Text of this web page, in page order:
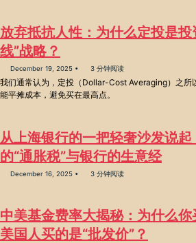
放弃抵抗人性：为什么定投是投
线”战略？
December 19, 2025 3 分钟阅读
我们通常认为，定投（Dollar-Cost Averaging）之
能平摊成本，避免买在最高点。
从上海银行的一把轻奢沙发说
的“通胀税”与银行的生意经
December 16, 2025 3 分钟阅读
中美基金费率大揭秘：为什么你
美国人买的是“批发价”？